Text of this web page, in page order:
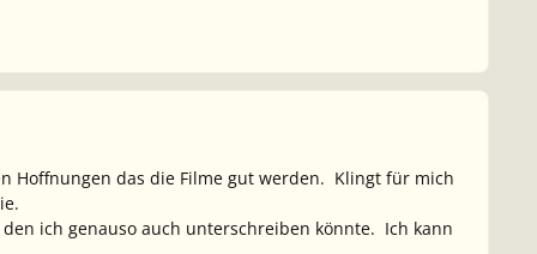
Hoffnungen das die Filme gut werden. Klingt für mich
ich genauso auch unterschreiben könnte. Ich kann